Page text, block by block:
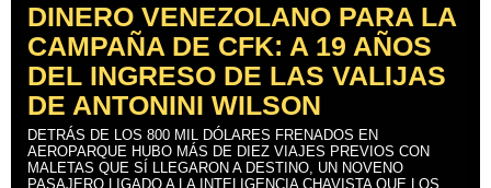
DINERO VENEZOLANO PARA LA
CAMPAÑA DE CFK: A 19 AÑOS
DEL INGRESO DE LAS VALIJAS
DE ANTONINI WILSON
DETRÁS DE LOS 800 MIL DÓLARES FRENADOS EN
AEROPARQUE HUBO MÁS DE DIEZ VIAJES PREVIOS CON
MALETAS QUE SÍ LLEGARON A DESTINO, UN NOVENO
PASAJERO LIGADO A LA INTELIGENCIA CHAVISTA QUE LOS